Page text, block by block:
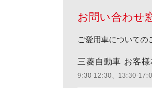
お問い合わせ
ご愛用車についての
三菱自動車 お客
9:30-12:30、13:30-